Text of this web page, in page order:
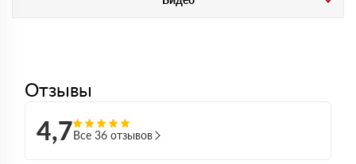
Отзывы
4,7Все 36 отзывов